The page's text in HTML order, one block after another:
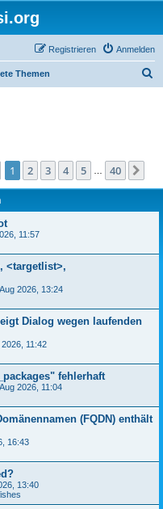
Anmelden
Registrieren
Themen
Seite 1von 40
1 2 3 4 5 40
11:57
<targetlist>,
2026, 13:24
Dialog wegen laufenden
2026, 11:42
fehlerhaft
2026, 11:04
(FQDN) enthält
16:43
13:40